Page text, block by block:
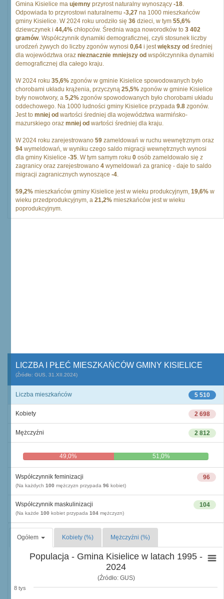
Gmina Kisielice ma ujemny przyrost naturalny wynoszący -18.
Odpowiada to przyrostowi naturalnemu -3,27 na 1000 mieszkańców
gminy Kisielice. W 2024 roku urodziło się 36 dzieci, w tym 55,6%
dziewczynek i 44,4% chłopców. Średnia waga noworodków to 3 402
gramów. Współczynnik dynamiki demograficznej, czyli stosunek liczby
urodzeń żywych do liczby zgonów wynosi 0,64 i jestwiększy od średniej
dla województwa oraz nieznacznie mniejszy od współczynnika dynamiki
demograficznej dla całego kraju.
W 2024 roku 35,6% zgonów w gminie Kisielice spowodowanych było
chorobami układu krążenia, przyczyną 25,5% zgonów w gminie Kisielice
były nowotwory, a 5,2% zgonów spowodowanych było chorobami układu
oddechowego. Na 1000 ludności gminy Kisielice przypada 9.8 zgonów.
Jest to mniej od wartości średniej dla województwa warmińsko-
mazurskiego oraz mniej od wartości średniej dla kraju.
W 2024 roku zarejestrowano 59 zameldowań w ruchu wewnętrznym oraz
94 wymeldowań, w wyniku czego saldo migracji wewnętrznych wynosi
dla gminy Kisielice -35. W tym samym roku 0 osób zameldowało się z
zagranicy oraz zarejestrowano 4 wymeldowań za granicę - daje to saldo
migracji zagranicznych wynoszące -4.
59,2% mieszkańców gminy Kisielice jest w wieku produkcyjnym, 19,6% w
wieku przedprodukcyjnym, a 21,2% mieszkańców jest w wieku
poprodukcyjnym.
LICZBA I PŁEĆ MIESZKAŃCÓW GMINY KISIELICE
(Źródło: GUS, 31.XII.2024)
5 510
Liczba mieszkańców
2 698
Kobiety
2 812
Mężczyźni
49,0% 51,0%
96
Współczynnik feminizacji
(Na każdych 100 mężczyzn przypada 96 kobiet)
104
Współczynnik maskulinizacji
(Na każde 100 kobiet przypada 104 mężczyzn)
Ogółem Kobiety (%) Mężczyźni (%)
Populacja - Gmina Kisielice w latach 1995 -
2024
(Źródło: GUS)
8 tys